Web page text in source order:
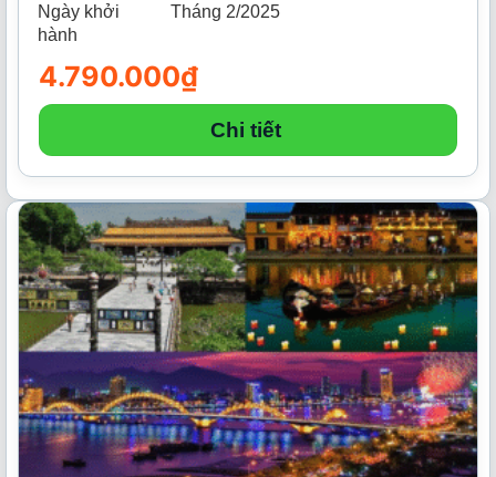
Ngày khởi
hành
Tháng 2/2025
4.790.000₫
Chi tiết